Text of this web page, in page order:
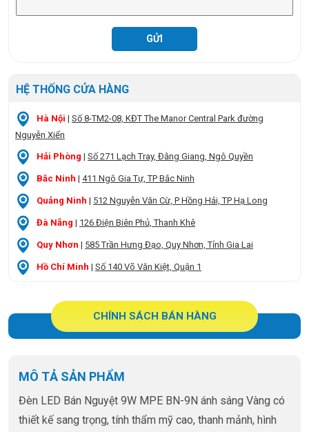
HỆ THỐNG CỬA HÀNG
Hà Nội | Số 8-TM2-08, KĐT The Manor Central Park đường
Nguyễn Xiển
Hải Phòng | Số 271 Lạch Tray, Đằng Giang, Ngô Quyền
Bắc Ninh | 411 Ngô Gia Tự, TP Bắc Ninh
Quảng Ninh | 512 Nguyễn Văn Cừ, P Hồng Hải, TP Hạ Long
Đà Nẵng | 126 Điện Biên Phủ, Thanh Khê
Quy Nhơn | 585 Trần Hưng Đạo, Quy Nhơn, Tỉnh Gia Lai
Hồ Chí Minh | Số 140 Võ Văn Kiệt, Quận 1
CHÍNH SÁCH BÁN HÀNG
MÔ TẢ SẢN PHẨM
Đèn LED Bán Nguyệt 9W MPE BN-9N ánh sáng Vàng có
thiết kế sang trọng, tính thẩm mỹ cao, thanh mảnh, hình